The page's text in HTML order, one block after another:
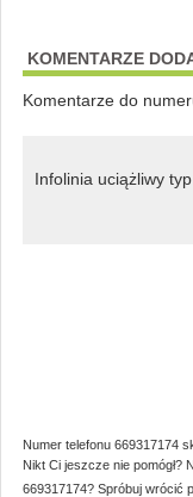
KOMENTARZE
Komentarze do
Infolinia uciążliwy
Numer telefonu 669317174
Nikt Ci jeszcze nie pomógł?
669317174? Spróbuj wrócić